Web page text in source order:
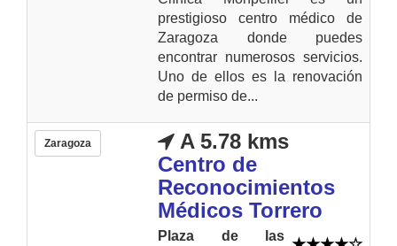
prestigioso centro médico de
Zaragoza donde puedes
encontrar numerosos servicios.
Uno de ellos es la renovación
de permiso de...
Zaragoza
A 5.78 kms
Centro de
Reconocimientos
Médicos Torrero
Plaza de las